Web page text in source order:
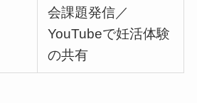
会課題発信／
YouTubeで妊活体験
の共有